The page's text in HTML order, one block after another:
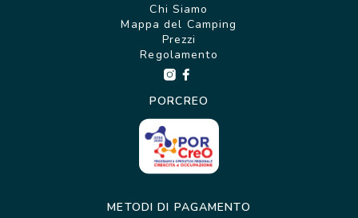
Chi Siamo
Mappa del Camping
Prezzi
Regolamento
PORCREO
METODI DI PAGAMENTO